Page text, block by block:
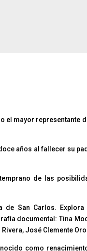
mayor representante
años al fallecer su
de las
San Carlos.
documental: Tina
José Clemente
como